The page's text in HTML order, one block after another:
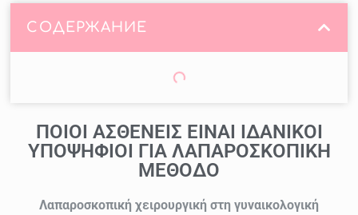
СОДЕРЖАНИЕ
ΠΟΙΟΙ ΑΣΘΕΝΕΙΣ ΕΙΝΑΙ ΙΔΑΝΙΚΟΙ
ΥΠΟΨΗΦΙΟΙ ΓΙΑ ΛΑΠΑΡΟΣΚΟΠΙΚΗ
ΜΕΘΟΔΟ
Λαπαροσκοπική χειρουργική στη γυναικολογική